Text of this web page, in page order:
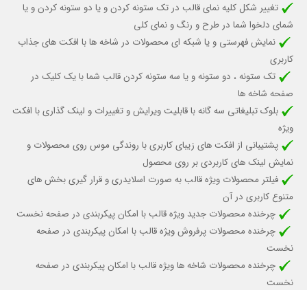
تغییر شکل کلیه نمای قالب در تک ستونه کردن و یا دو ستونه کردن و یا
شمای دلخوا شما در طرح و رنگ و نمای کلی
نمایش فهرستی و یا شبکه ای محصولات در شاخه ها با افکت های جذاب
کاربری
تک ستونه ، دو ستونه و یا سه ستونه کردن قالب شما با یک کلیک در
صفحه شاخه ها
بلوک تبلیغاتی سه گانه با قابلیت ویرایش و تغییرات و لینک گذاری با افکت
ویژه
پشتیبانی از افکت های زیبای کاربری با روندگی موس روی محصولات و
نمایش لینک های کاربردی بر روی محصول
فيلتر محصولات ويژه قالب به صورت اسلايدري و قرار گيري بخش هاي
متنوع كاربري در آن
چرخنده محصولات جدید ویژه قالب با امکان پیکربندی در صفحه نخست
چرخنده محصولات پرفروش ویژه قالب با امکان پیکربندی در صفحه
نخست
چرخنده محصولات شاخه ها ویژه قالب با امکان پیکربندی در صفحه
نخست